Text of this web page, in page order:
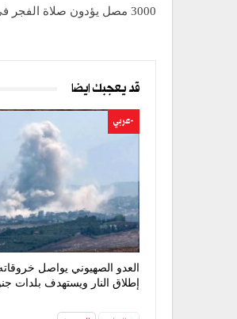
3000 مصل يؤدون صلاة الفجر في “الأقصى” بعد 40 يوما من إغلاقه
قد يعجبك ايضا
-عربي
العدو الصهيوني يواصل
إطلاق النار ويستهدف بلدات